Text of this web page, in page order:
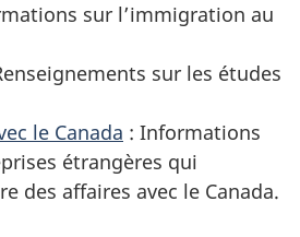
sur l’immigration au
sur les études
le Canada : Informations
étrangères qui
des affaires avec le Canada.